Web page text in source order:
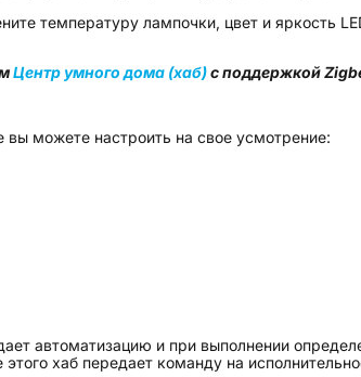
температуру лампочки, цвет и яркость
Центр умного дома (хаб)с поддержкой
можете настроить на свое усмотрение:
автоматизацию и при выполнении
хаб передает команду на